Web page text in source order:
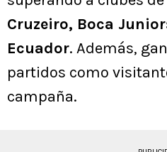
Cruzeiro, Boca
Ecuador. Además,
partidos como
campaña.